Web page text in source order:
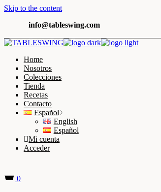
Skip to the content
info@tableswing.com
Home
Nosotros
Colecciones
Tienda
Recetas
Contacto
Español
English
Español
Mi cuenta
Acceder
0